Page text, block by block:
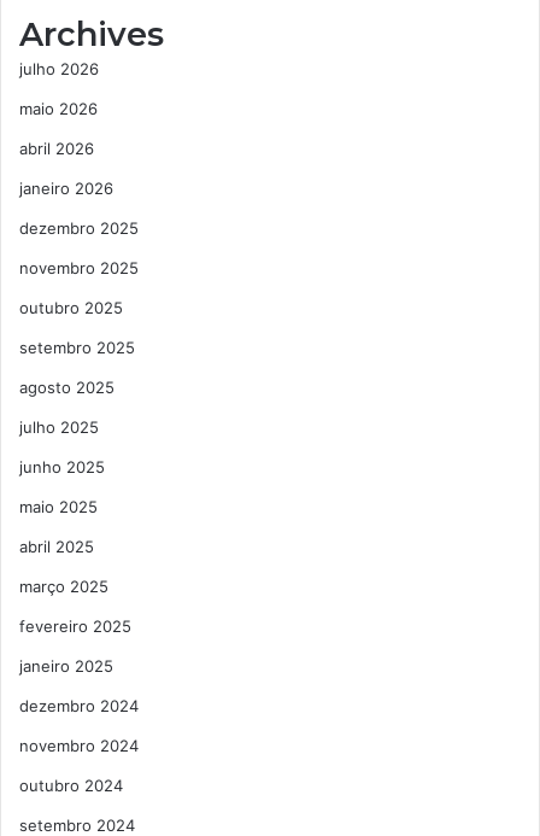
Archives
julho 2026
maio 2026
abril 2026
janeiro 2026
dezembro 2025
novembro 2025
outubro 2025
setembro 2025
agosto 2025
julho 2025
junho 2025
maio 2025
abril 2025
março 2025
fevereiro 2025
janeiro 2025
dezembro 2024
novembro 2024
outubro 2024
setembro 2024